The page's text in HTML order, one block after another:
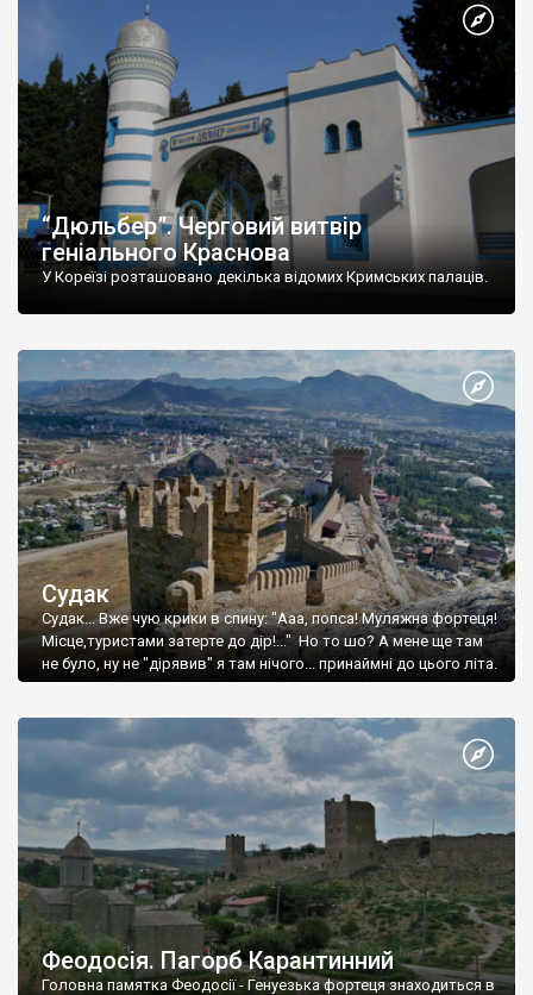
“Дюльбер”. Черговий витвір
геніального Краснова
У Кореїзі розташовано декілька відомих Кримських палаців.
Судак
Судак... Вже чую крики в спину: "Ааа, попса! Муляжна фортеця!
Місце,туристами затерте до дір!..." Но то шо? А мене ще там
не було, ну не "дірявив" я там нічого... принаймні до цього літа.
Феодосія. Пагорб Карантинний
Головна памятка Феодосії - Генуезька фортеця знаходиться в